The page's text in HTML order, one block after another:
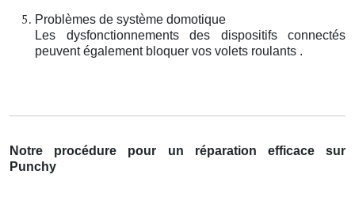
Problèmes de système domotique
Les dysfonctionnements des dispositifs connectés
peuvent également bloquer vos volets roulants .
Notre procédure pour un réparation efficace sur
Punchy